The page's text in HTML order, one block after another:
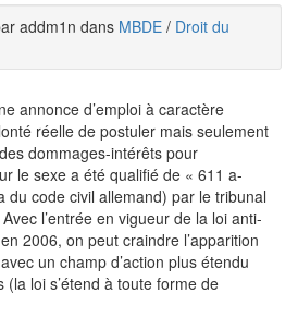
addm1n dans MBDE / Droit du
annonce d’emploi à caractère
réelle de postuler mais seulement
dommages-intérêts pour
le sexe a été qualifié de « 611 a-
du code civil allemand) par le tribunal
l’entrée en vigueur de la loi anti-
2006, on peut craindre l’apparition
un champ d’action plus étendu
loi s’étend à toute forme de